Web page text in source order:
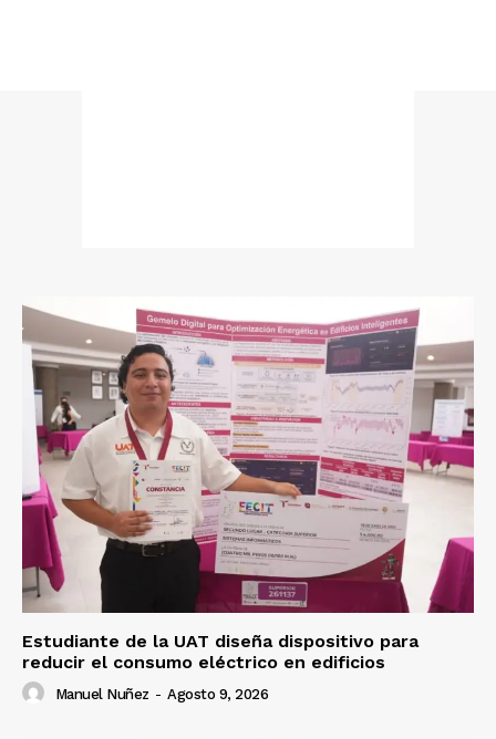
Estudiante de la UAT diseña dispositivo para
reducir el consumo eléctrico en edificios
Manuel Nuñez - Agosto 9, 2026